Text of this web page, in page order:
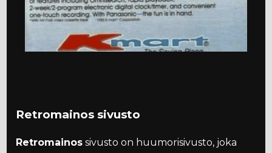
Retromainos sivusto
Retromainos sivusto on huumorisivusto, joka